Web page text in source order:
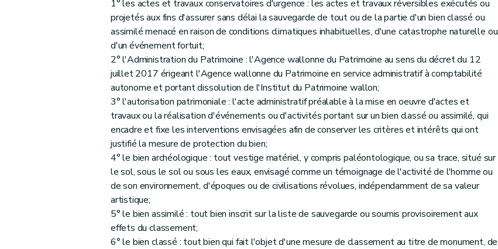
Art. 50
Art. 51
Art. 52
Art. 53
Art. 54
Art. 55
Art. 56
Art. 58
Art. 59
Art. 60
Art. 61
Art. 62
Chapitre 2 Dispositions transitoires
1° les actes et travaux conservatoires d'urgence : les actes et travaux réversibles exécutés ou
projetés aux fins d'assurer sans délai la sauvegarde de tout ou de la partie d'un bien classé ou
assimilé menacé en raison de conditions climatiques inhabituelles, d'une catastrophe naturelle ou
d'un événement fortuit;
2° l'Administration du Patrimoine : l'Agence wallonne du Patrimoine au sens du décret du 12
juillet 2017 érigeant l'Agence wallonne du Patrimoine en service administratif à comptabilité
autonome et portant dissolution de l'Institut du Patrimoine wallon;
3° l'autorisation patrimoniale : l'acte administratif préalable à la mise en oeuvre d'actes et
travaux ou la réalisation d'événements ou d'activités portant sur un bien classé ou assimilé, qui
encadre et fixe les interventions envisagées afin de conserver les critères et intérêts qui ont
justifié la mesure de protection du bien;
4° le bien archéologique : tout vestige matériel, y compris paléontologique, ou sa trace, situé sur
le sol, sous le sol ou sous les eaux, envisagé comme un témoignage de l'activité de l'homme ou
de son environnement, d'époques ou de civilisations révolues, indépendamment de sa valeur
artistique;
5° le bien assimilé : tout bien inscrit sur la liste de sauvegarde ou soumis provisoirement aux
effets du classement;
6° le bien classé : tout bien qui fait l'objet d'une mesure de classement au titre de monument, de